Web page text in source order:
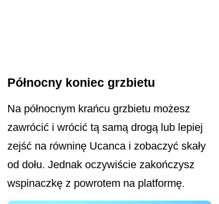
Północny koniec grzbietu
Na północnym krańcu grzbietu możesz
zawrócić i wrócić tą samą drogą lub lepiej
zejść na równinę Ucanca i zobaczyć skały
od dołu. Jednak oczywiście zakończysz
wspinaczkę z powrotem na platformę.